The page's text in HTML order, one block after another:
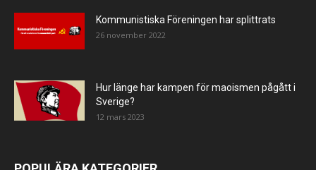
Kommunistiska Föreningen har splittrats
26 november 2022
Hur länge har kampen för maoismen pågått i
Sverige?
12 mars 2023